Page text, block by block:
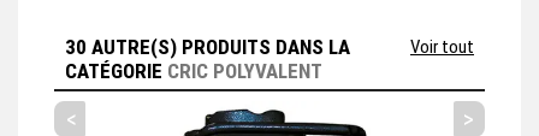
30 AUTRE(S) PRODUITS DANS LA
CATÉGORIE CRIC POLYVALENT
Voir tout
< >